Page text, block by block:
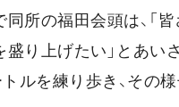
所の福田会頭は、「
り上げたい」とあ
ルを練り歩き、その